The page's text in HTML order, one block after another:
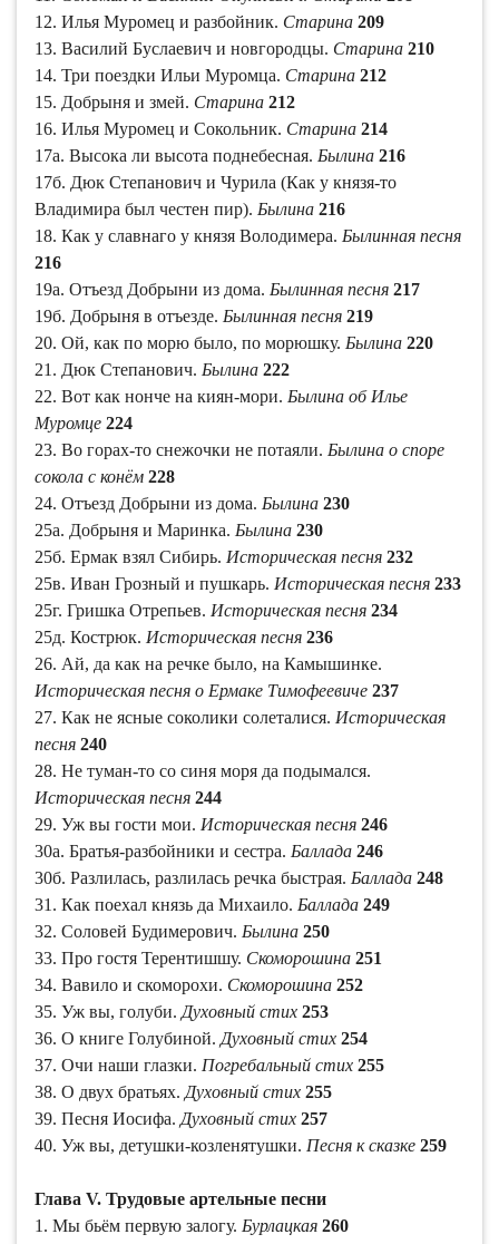
12. Илья Муромец и разбойник. Старина 209
13. Василий Буслаевич и новгородцы. Старина 210
14. Три поездки Ильи Муромца. Старина 212
15. Добрыня и змей. Старина 212
16. Илья Муромец и Сокольник. Старина 214
17а. Высока ли высота поднебесная. Былина 216
17б. Дюк Степанович и Чурила (Как у князя-то
Владимира был честен пир). Былина 216
18. Как у славнаго у князя Володимера. Былинная песня
216
19а. Отъезд Добрыни из дома. Былинная песня 217
19б. Добрыня в отъезде. Былинная песня 219
20. Ой, как по морю было, по морюшку. Былина 220
21. Дюк Степанович. Былина 222
22. Вот как нонче на киян-мори. Былина об Илье
Муромце 224
23. Во горах-то снежочки не потаяли. Былина о споре
сокола с конём 228
24. Отъезд Добрыни из дома. Былина 230
25а. Добрыня и Маринка. Былина 230
25б. Ермак взял Сибирь. Историческая песня 232
25в. Иван Грозный и пушкарь. Историческая песня 233
25г. Гришка Отрепьев. Историческая песня 234
25д. Кострюк. Историческая песня 236
26. Ай, да как на речке было, на Камышинке.
Историческая песня о Ермаке Тимофеевиче 237
27. Как не ясные соколики солеталися. Историческая
песня 240
28. Не туман-то со синя моря да подымался.
Историческая песня 244
29. Уж вы гости мои. Историческая песня 246
30а. Братья-разбойники и сестра. Баллада 246
30б. Разлилась, разлилась речка быстрая. Баллада 248
31. Как поехал князь да Михаило. Баллада 249
32. Соловей Будимерович. Былина 250
33. Про гостя Терентишшу. Скоморошина 251
34. Вавило и скоморохи. Скоморошина 252
35. Уж вы, голуби. Духовный стих 253
36. О книге Голубиной. Духовный стих 254
37. Очи наши глазки. Погребальный стих 255
38. О двух братьях. Духовный стих 255
39. Песня Иосифа. Духовный стих 257
40. Уж вы, детушки-козленятушки. Песня к сказке 259
Глава V. Трудовые артельные песни
1. Мы бьём первую залогу. Бурлацкая 260